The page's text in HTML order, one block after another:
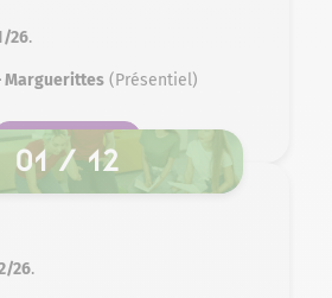
26.
Marguerittes (Présentiel)
SE PRÉ-INSCRIRE
01 / 12
26.